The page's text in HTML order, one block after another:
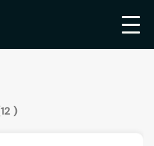
12